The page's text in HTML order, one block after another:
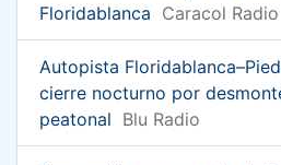
Floridablanca Caracol Radio
Autopista
cierre nocturno por
peatonal Blu Radio